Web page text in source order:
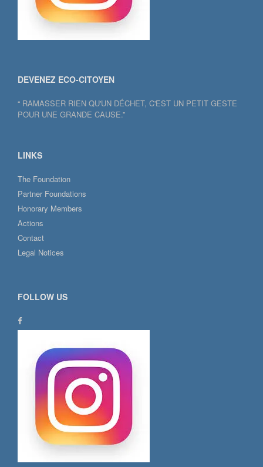
DEVENEZ ECO-CITOYEN
“ RAMASSER RIEN QU'UN DÉCHET, C'EST UN PETIT GESTE
POUR UNE GRANDE CAUSE.”
LINKS
The Foundation
Partner Foundations
Honorary Members
Actions
Contact
Legal Notices
FOLLOW US